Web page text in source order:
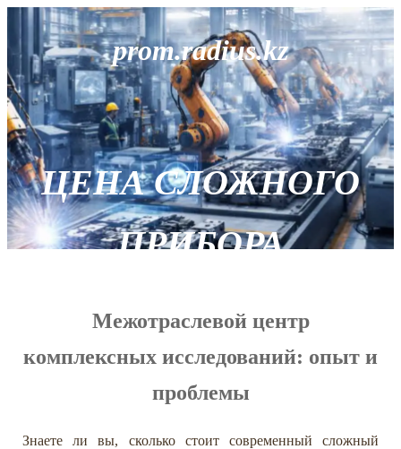
prom.radius.kz
ЦЕНА СЛОЖНОГО
ПРИБОРА
Межотраслевой центр
комплексных исследований: опыт и
проблемы
Знаете ли вы, сколько стоит современный сложный